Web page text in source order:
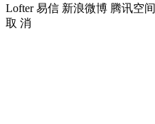
Lofter 易信 新浪微博 腾讯空间
取 消